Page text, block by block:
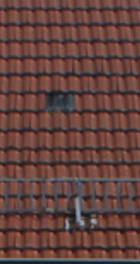
Freizeit & Tourismus
Wirtschaft
Schutzallianz 3D